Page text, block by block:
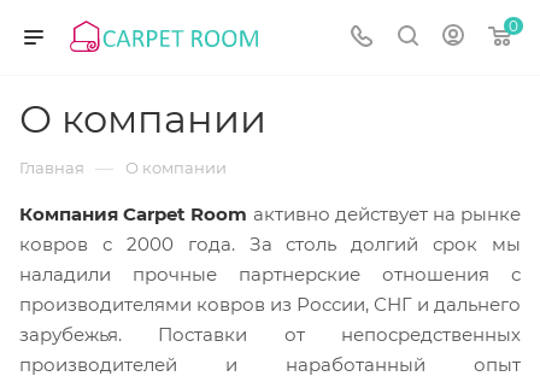
0
О компании
Главная — О компании
Компания Carpet Room активно действует на рынке
ковров с 2000 года. За столь долгий срок мы
наладили прочные партнерские отношения с
производителями ковров из России, СНГ и дальнего
зарубежья. Поставки от непосредственных
производителей и наработанный опыт